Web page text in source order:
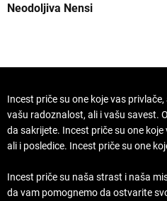
Neodoljiva Nensi
Incest priče su one koje vas
vašu radoznalost, ali i vašu savest.
da sakrijete. Incest priče su one
ali i posledice. Incest priče su one
Incest priče su naša strast i naša
da vam pomognemo da ostvarite